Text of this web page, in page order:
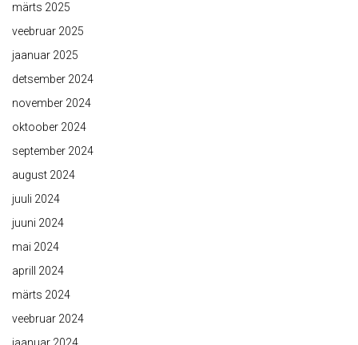
märts 2025
veebruar 2025
jaanuar 2025
detsember 2024
november 2024
oktoober 2024
september 2024
august 2024
juuli 2024
juuni 2024
mai 2024
aprill 2024
märts 2024
veebruar 2024